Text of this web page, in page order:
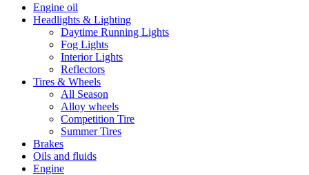
Engine oil
Headlights & Lighting
Daytime Running Lights
Fog Lights
Interior Lights
Reflectors
Tires & Wheels
All Season
Alloy wheels
Competition Tire
Summer Tires
Brakes
Oils and fluids
Engine